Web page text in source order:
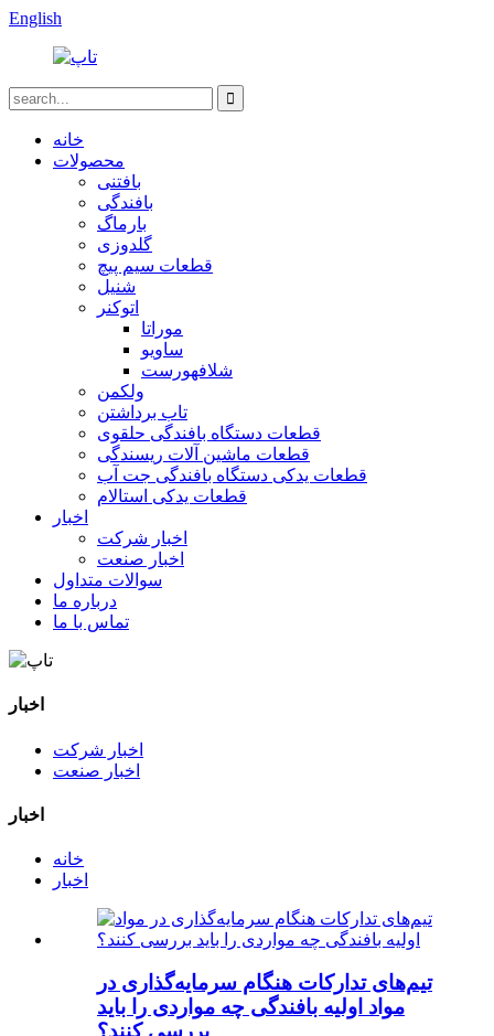
English
خانه
محصولات
بافتنی
بافندگی
بارماگ
گلدوزی
قطعات سیم پیچ
شنیل
اتوکنر
موراتا
ساویو
شلافهورست
ولکمن
تاب برداشتن
قطعات دستگاه بافندگی حلقوی
قطعات ماشین آلات ریسندگی
قطعات یدکی دستگاه بافندگی جت آب
قطعات یدکی استالام
اخبار
اخبار شرکت
اخبار صنعت
سوالات متداول
درباره ما
تماس با ما
اخبار
اخبار شرکت
اخبار صنعت
اخبار
خانه
اخبار
تیم‌های تدارکات هنگام سرمایه‌گذاری در
مواد اولیه بافندگی چه مواردی را باید
بررسی کنند؟